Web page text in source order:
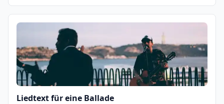
Musikerkennung: von Shazam über Google Summen bis
zu Lyrics-Suche und Filmmusik-Datenbanken.
Liedtext für eine Ballade